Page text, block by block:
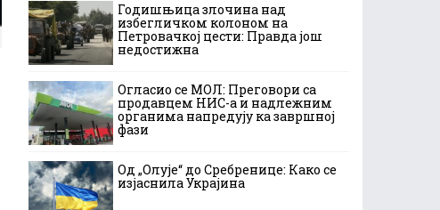
Годишњица злочина над
избегличком колоном на
Петровачкој цести: Правда још
недостижна
Огласио се МОЛ: Преговори са
продавцем НИС-а и надлежним
органима напредују ка завршној
фази
Од „Олује“ до Сребренице: Како се
изјаснила Украјина